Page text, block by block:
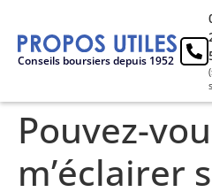
Conseils boursiers depuis 1952
Pouvez-
m’éclairer